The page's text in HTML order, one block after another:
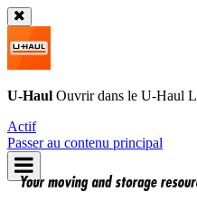
U-Haul Ouvrir dans le U-Haul
Actif
Passer au contenu principal